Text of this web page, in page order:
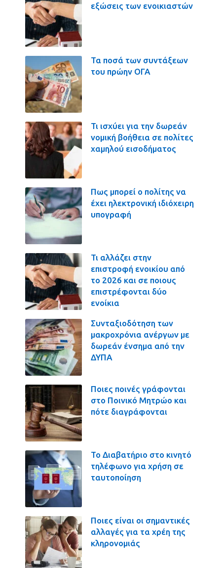
εξώσεις των ενοικιαστών
Τα ποσά των συντάξεων
του πρώην ΟΓΑ
Τι ισχύει για την δωρεάν
νομική βοήθεια σε πολίτες
χαμηλού εισοδήματος
Πως μπορεί ο πολίτης να
έχει ηλεκτρονική ιδιόχειρη
υπογραφή
Τι αλλάζει στην
επιστροφή ενοικίου από
το 2026 και σε ποιους
επιστρέφονται δύο
ενοίκια
Συνταξιοδότηση των
μακροχρόνια ανέργων με
δωρεάν ένσημα από την
ΔΥΠΑ
Ποιες ποινές γράφονται
στο Ποινικό Μητρώο και
πότε διαγράφονται
Το Διαβατήριο στο κινητό
τηλέφωνο για χρήση σε
ταυτοποίηση
Ποιες είναι οι σημαντικές
αλλαγές για τα χρέη της
κληρονομιάς